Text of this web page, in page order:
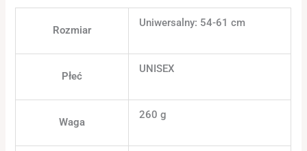
Rozmiar
Uniwersalny: 54-61 cm
Płeć
UNISEX
Waga
260 g